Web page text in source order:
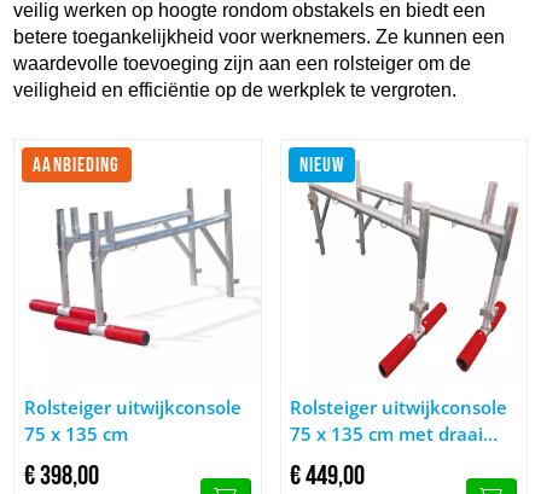
veilig werken op hoogte rondom obstakels en biedt een
betere toegankelijkheid voor werknemers. Ze kunnen een
waardevolle toevoeging zijn aan een rolsteiger om de
veiligheid en efficiëntie op de werkplek te vergroten.
AANBIEDING
Image Rolsteiger uitwijkconsole 75 x 135 cm
Rolsteiger uitwijkconsole
75 x 135 cm
€398,00
NIEUW
Image Rolsteiger
Rolsteiger uitwijkconsole
75 x 135 cm met draai
spindel
€449,00